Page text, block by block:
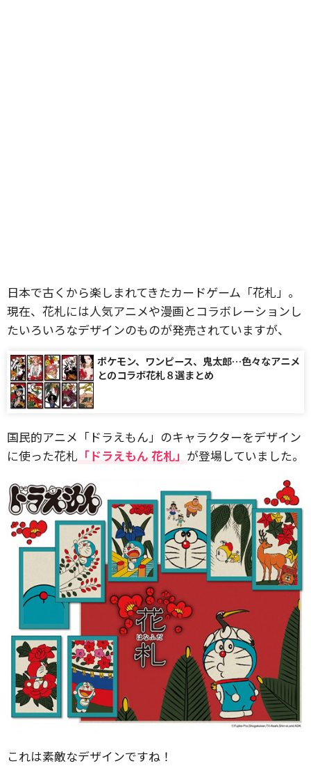
日本で古くから楽しまれてきたカードゲーム「花札」。
現在、花札には人気アニメや漫画とコラボレーションし
たいろいろなデザインのものが発売されていますが、
ポケモン、ワンピース、鬼太郎…色々なアニメ
とのコラボ花札８選まとめ
国民的アニメ「ドラえもん」のキャラクターをデザイン
に使った花札 「ドラえもん 花札」 が登場していました。
これは素敵なデザインですね！